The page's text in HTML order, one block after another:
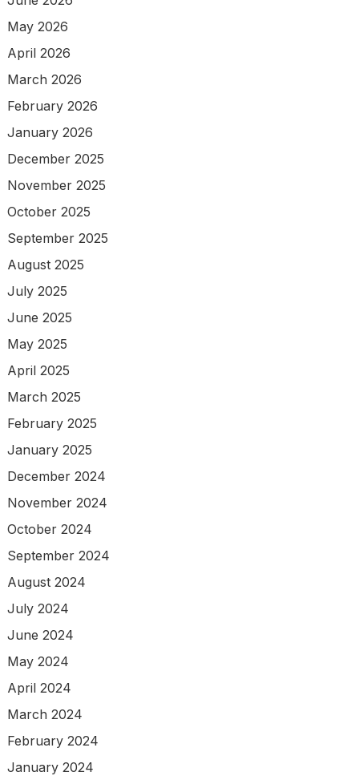
May 2026
April 2026
March 2026
February 2026
January 2026
December 2025
November 2025
October 2025
September 2025
August 2025
July 2025
June 2025
May 2025
April 2025
March 2025
February 2025
January 2025
December 2024
November 2024
October 2024
September 2024
August 2024
July 2024
June 2024
May 2024
April 2024
March 2024
February 2024
January 2024